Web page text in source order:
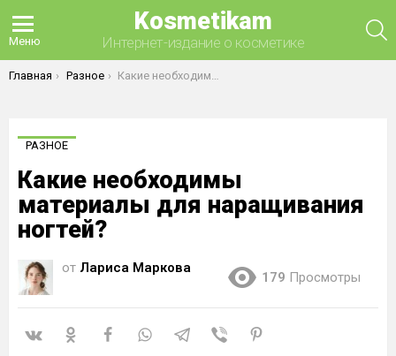
Меню
Kosmetikam
Интернет-издание о косметике
Вы здесь:
Главная Разное Какие необходимы материалы для наращивания ногтей?
РАЗНОЕ
Какие необходимы
материалы для наращивания
ногтей?
от Лариса Маркова
179 Просмотры